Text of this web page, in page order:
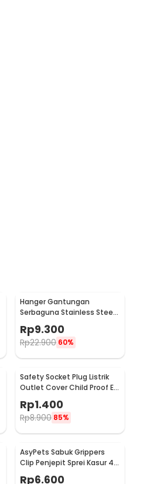
Hanger Gantungan
Serbaguna Stainless Steel
10 PCS - M127105
Rp9.300
Rp22.900 60%
Safety Socket Plug Listrik
Outlet Cover Child Proof EU
Rp1.400
Rp8.900 85%
AsyPets Sabuk Grippers
Clip Penjepit Sprei Kasur 4
PCS - PJP4
Rp6.600